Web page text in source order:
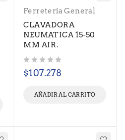
Ferretería General
CLAVADORA
NEUMATICA 15-50
MM AIR.
$107.278
AÑADIR AL CARRITO